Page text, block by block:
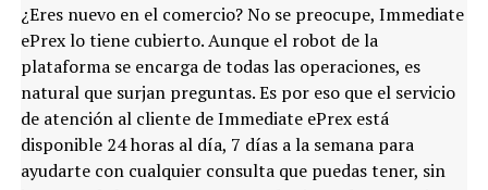
¿Eres nuevo en el comercio? No se preocupe, Immediate
ePrex lo tiene cubierto. Aunque el robot de la
plataforma se encarga de todas las operaciones, es
natural que surjan preguntas. Es por eso que el servicio
de atención al cliente de Immediate ePrex está
disponible 24 horas al día, 7 días a la semana para
ayudarte con cualquier consulta que puedas tener, sin